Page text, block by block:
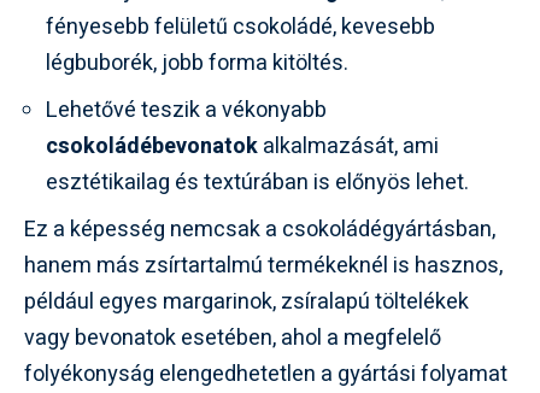
fényesebb felületű csokoládé, kevesebb
légbuborék, jobb forma kitöltés.
Lehetővé teszik a vékonyabb
csokoládébevonatokalkalmazását, ami
esztétikailag és textúrában is előnyös lehet.
Ez a képesség nemcsak a csokoládégyártásban,
hanem más zsírtartalmú termékeknél is hasznos,
például egyes margarinok, zsíralapú töltelékek
vagy bevonatok esetében, ahol a megfelelő
folyékonyság elengedhetetlen a gyártási folyamat